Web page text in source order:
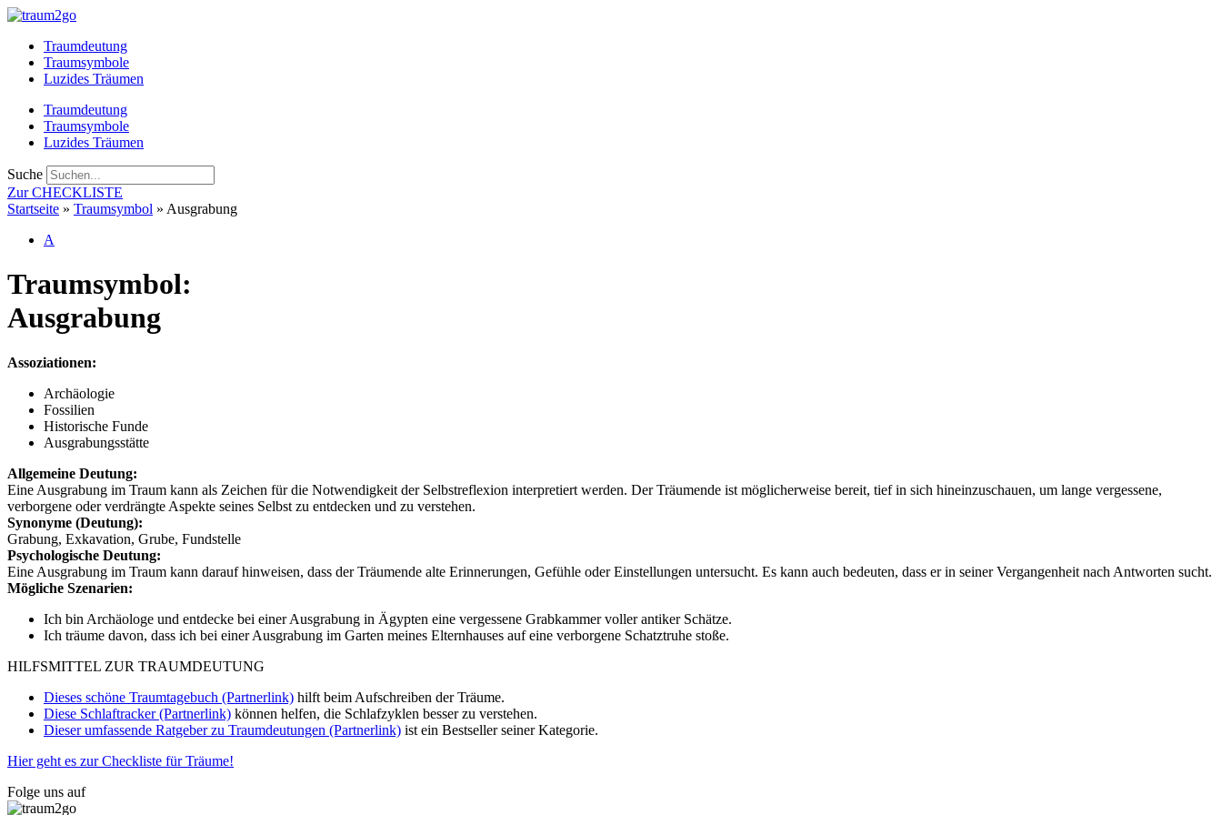
Zum
springenTraumdeutung
Traumsymbole
Luzides Träumen
Traumdeutung
Traumsymbole
Luzides Träumen
Suche
Zur CHECKLISTE
Startseite » Traumsymbol » Ausgrabung
A
Traumsymbol:
Ausgrabung
Assoziationen:
Archäologie
Fossilien
Historische Funde
Ausgrabungsstätte
Allgemeine Deutung:
Eine Ausgrabung im Traum kann als Zeichen für die Notwendigkeit der Selbstreflexion interpretiert werden. Der Träumende ist möglicherweise bereit, tief in sich hineinzuschauen, um lange vergessene,
verborgene oder verdrängte Aspekte seines Selbst zu entdecken und zu verstehen.
Synonyme (Deutung):
Grabung, Exkavation, Grube, Fundstelle
Psychologische Deutung:
Eine Ausgrabung im Traum kann darauf hinweisen, dass der Träumende alte Erinnerungen, Gefühle oder Einstellungen untersucht. Es kann auch bedeuten, dass er in seiner Vergangenheit nach Antworten sucht.
Mögliche Szenarien:
Ich bin Archäologe und entdecke bei einer Ausgrabung in Ägypten eine vergessene Grabkammer voller antiker Schätze.
Ich träume davon, dass ich bei einer Ausgrabung im Garten meines Elternhauses auf eine verborgene Schatztruhe stoße.
HILFSMITTEL ZUR TRAUMDEUTUNG
Dieses schöne Traumtagebuch (Partnerlink) hilft beim Aufschreiben der Träume.
Diese Schlaftracker (Partnerlink) können helfen, die Schlafzyklen besser zu verstehen.
Dieser umfassende Ratgeber zu Traumdeutungen (Partnerlink) ist ein Bestseller seiner Kategorie.
Hier geht es zur Checkliste für Träume!
Folge uns auf